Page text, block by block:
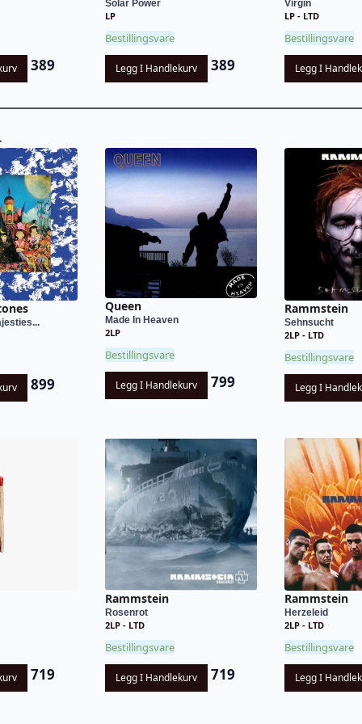
389
Solar Power
LP
Bestillingsvare
Legg I Handlekurv 389
Virgin
LP - LTD
Bestillingsvare
Legg I
899
Queen
Made In Heaven
2LP
Bestillingsvare
Legg I Handlekurv 799
Rammstein
Sehnsucht
2LP - LTD
Bestillingsvare
Legg I
719
Rammstein
Rosenrot
2LP - LTD
Bestillingsvare
Legg I Handlekurv 719
Rammstein
Herzeleid
2LP - LTD
Bestillingsvare
Legg I